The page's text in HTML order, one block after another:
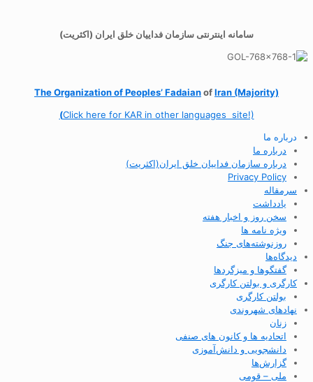
سامانه اینترنتی سازمان فداییان خلق ایران (اکثریت)
The Organization ofPeoples’ FadaianofIran (Majority)
(Click here for KAR in other languages site!)
درباره ما
درباره ما
درباره سازمان فداییان خلق ایران(اکثریت)
Privacy Policy
سرمقاله
یادداشت
سخن روز و اخبار هفته
ویژه نامه ها
روزنوشته‌های جنگ
دیدگاه‌ها
گفتگوها و میزگردها
کارگری و بولتن کارگری
بولتن کارگری
نهادهای شهروندی
زنان
اتحادیه ها و کانون های صنفی
دانشجویی و دانش‌آموزی
گزارش‌ها
ملی – قومی